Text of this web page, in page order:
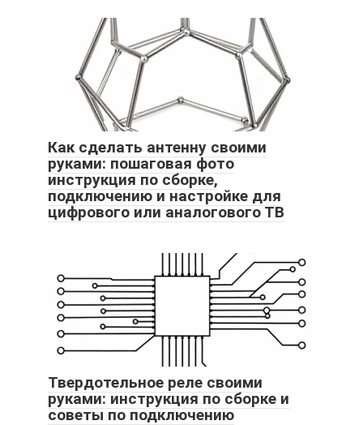
Как сделать антенну своими
руками: пошаговая фото
инструкция по сборке,
подключению и настройке для
цифрового или аналогового ТВ
Твердотельное реле своими
руками: инструкция по сборке и
советы по подключению